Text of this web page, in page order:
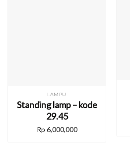
LAMPU
Standing lamp – kode
29.45
Rp 6,000,000